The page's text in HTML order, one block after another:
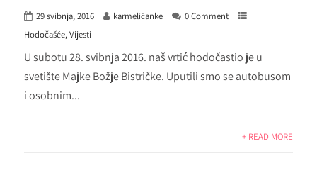
29 svibnja, 2016 karmelićanke
0 Comment
Hodočašće,Vijesti
U subotu 28. svibnja 2016. naš vrtić hodočastio je u
svetište Majke Božje Bistričke. Uputili smo se autobusom
i osobnim...
+ READ MORE